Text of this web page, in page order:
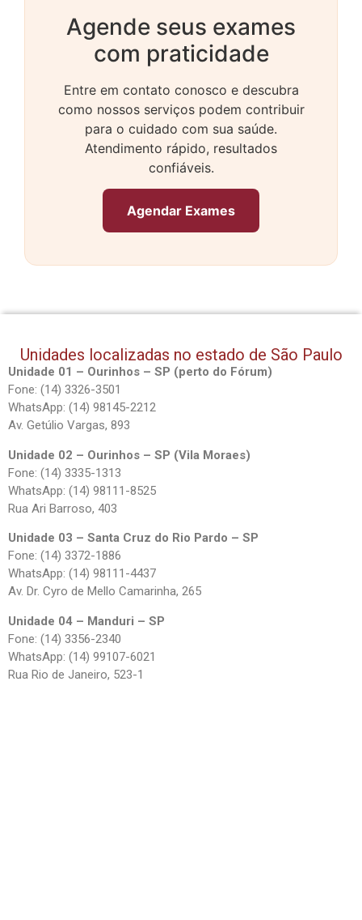
Agende seus exames
com praticidade
Entre em contato conosco e descubra
como nossos serviços podem contribuir
para o cuidado com sua saúde.
Atendimento rápido, resultados
confiáveis.
Agendar Exames
Unidades localizadas no estado de São Paulo
Unidade 01 – Ourinhos – SP (perto do Fórum)
Fone: (14) 3326-3501
WhatsApp: (14) 98145-2212
Av. Getúlio Vargas, 893
Unidade 02 – Ourinhos – SP (Vila Moraes)
Fone: (14) 3335-1313
WhatsApp: (14) 98111-8525
Rua Ari Barroso, 403
Unidade 03 – Santa Cruz do Rio Pardo – SP
Fone: (14) 3372-1886
WhatsApp: (14) 98111-4437
Av. Dr. Cyro de Mello Camarinha, 265
Unidade 04 – Manduri – SP
Fone: (14) 3356-2340
WhatsApp: (14) 99107-6021
Rua Rio de Janeiro, 523-1